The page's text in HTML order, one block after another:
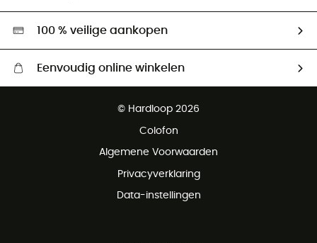
Hardgreen
100 % veilige aankopen
Eenvoudig online winkelen
Gratis retourneren binnen 100 dagen
© Hardloop 2026
Colofon
Algemene Voorwaarden
Privacyverklaring
Data-instellingen